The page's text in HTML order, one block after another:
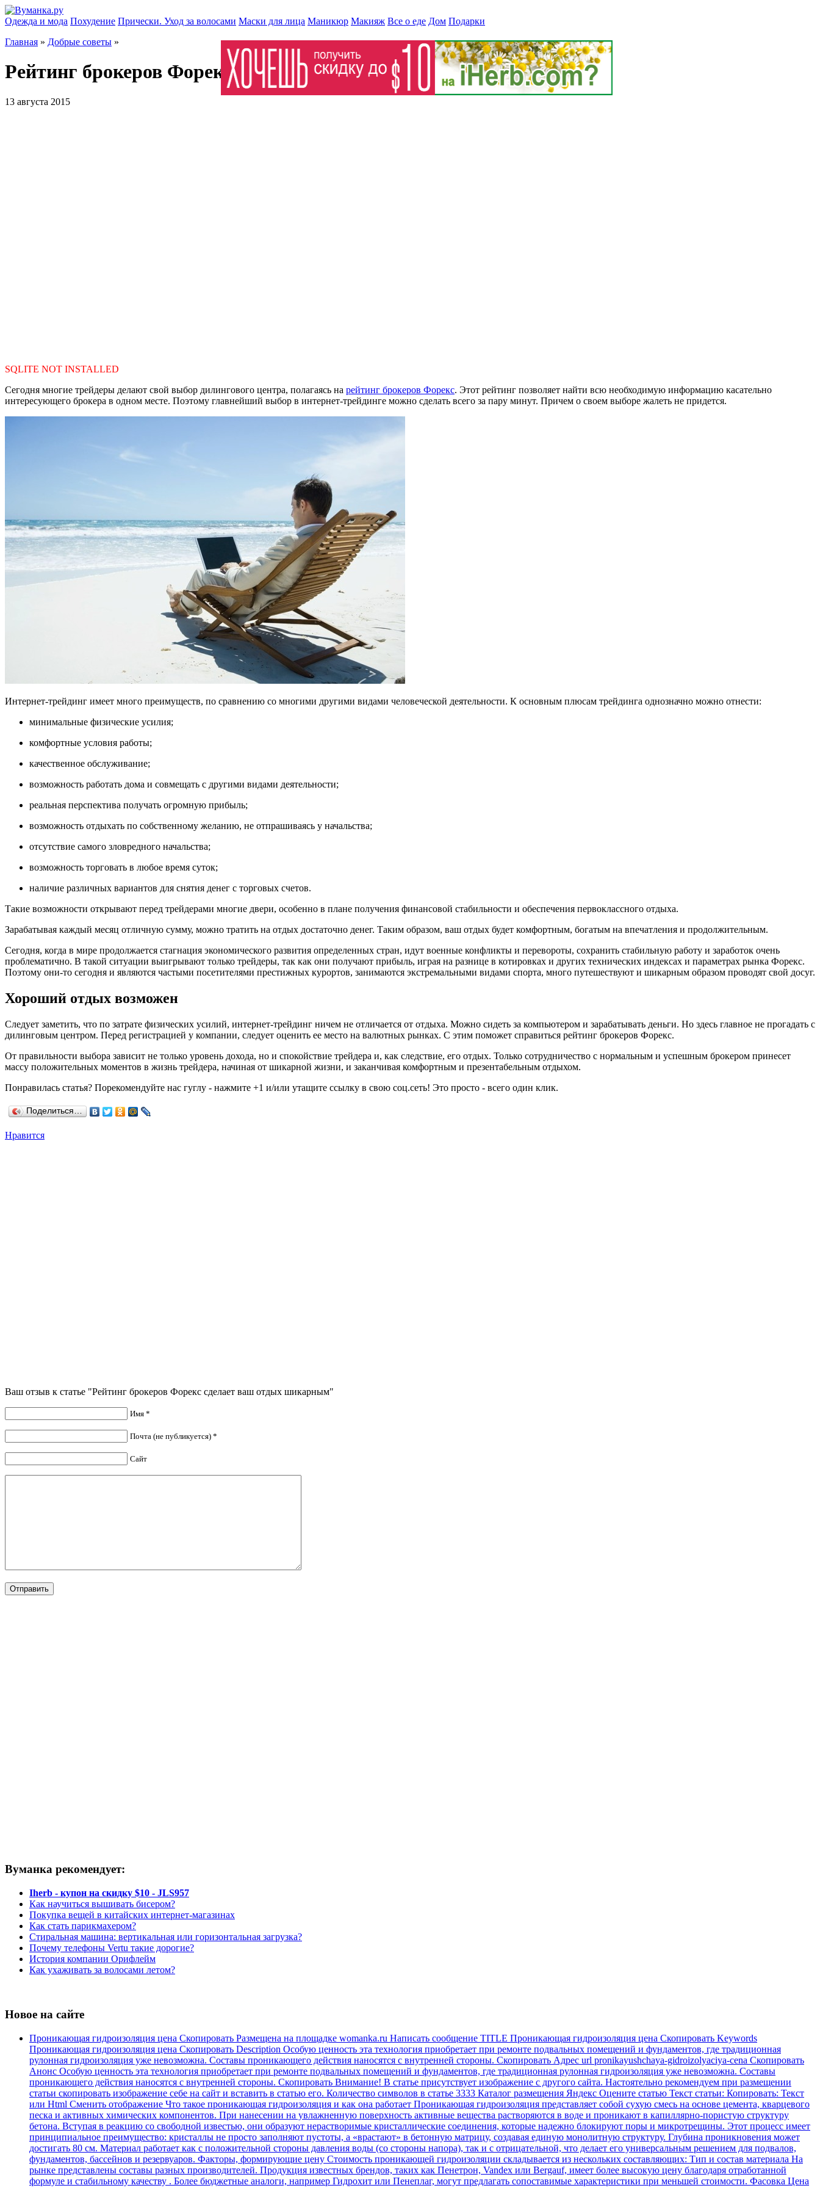
Одежда и мода Похудение Прически. Уход за волосами Маски для лица Маникюр Макияж Все о еде Дом Подарки
Главная » Добрые советы »
Рейтинг брокеров Форекс сделает ваш отдых шикарным
13 августа 2015
SQLITE NOT INSTALLED
Сегодня многие трейдеры делают свой выбор дилингового центра, полагаясь на рейтинг брокеров Форекс. Этот рейтинг позволяет найти всю необходимую информацию касательно
интересующего брокера в одном месте. Поэтому главнейший выбор в интернет-трейдинге можно сделать всего за пару минут. Причем о своем выборе жалеть не придется.
Интернет-трейдинг имеет много преимуществ, по сравнению со многими другими видами человеческой деятельности. К основным плюсам трейдинга однозначно можно отнести:
минимальные физические усилия;
комфортные условия работы;
качественное обслуживание;
возможность работать дома и совмещать с другими видами деятельности;
реальная перспектива получать огромную прибыль;
возможность отдыхать по собственному желанию, не отпрашиваясь у начальства;
отсутствие самого зловредного начальства;
возможность торговать в любое время суток;
наличие различных вариантов для снятия денег с торговых счетов.
Такие возможности открывают перед трейдерами многие двери, особенно в плане получения финансовой стабильности и обеспечения первоклассного отдыха.
Зарабатывая каждый месяц отличную сумму, можно тратить на отдых достаточно денег. Таким образом, ваш отдых будет комфортным, богатым на впечатления и продолжительным.
Сегодня, когда в мире продолжается стагнация экономического развития определенных стран, идут военные конфликты и перевороты, сохранить стабильную работу и заработок очень
проблематично. В такой ситуации выигрывают только трейдеры, так как они получают прибыль, играя на разнице в котировках и других технических индексах и параметрах рынка Форекс.
Поэтому они-то сегодня и являются частыми посетителями престижных курортов, занимаются экстремальными видами спорта, много путешествуют и шикарным образом проводят свой досуг.
Хороший отдых возможен
Следует заметить, что по затрате физических усилий, интернет-трейдинг ничем не отличается от отдыха. Можно сидеть за компьютером и зарабатывать деньги. Но здесь главное не прогадать с
дилинговым центром. Перед регистрацией у компании, следует оценить ее место на валютных рынках. С этим поможет справиться рейтинг брокеров Форекс.
От правильности выбора зависит не только уровень дохода, но и спокойствие трейдера и, как следствие, его отдых. Только сотрудничество с нормальным и успешным брокером принесет
массу положительных моментов в жизнь трейдера, начиная от шикарной жизни, и заканчивая комфортным и презентабельным отдыхом.
Понравилась статья? Порекомендуйте нас гуглу - нажмите +1 и/или утащите ссылку в свою соц.сеть! Это просто - всего один клик.
Поделиться…
Нравится
Ваш отзыв к статье "Рейтинг брокеров Форекс сделает ваш отдых шикарным"
Имя *
Почта (не публикуется) *
Сайт
Вуманка рекомендует:
Iherb - купон на скидку $10 - JLS957
Как научиться вышивать бисером?
Покупка вещей в китайских интернет-магазинах
Как стать парикмахером?
Стиральная машина: вертикальная или горизонтальная загрузка?
Почему телефоны Vertu такие дорогие?
История компании Орифлейм
Как ухаживать за волосами летом?
Новое на сайте
Проникающая гидроизоляция цена Скопировать Размещена на площадке womanka.ru Написать сообщение TITLE Проникающая гидроизоляция цена Скопировать Keywords
Проникающая гидроизоляция цена Скопировать Description Особую ценность эта технология приобретает при ремонте подвальных помещений и фундаментов, где традиционная
рулонная гидроизоляция уже невозможна. Составы проникающего действия наносятся с внутренней стороны. Скопировать Адрес url pronikayushchaya-gidroizolyaciya-cena Скопировать
Анонс Особую ценность эта технология приобретает при ремонте подвальных помещений и фундаментов, где традиционная рулонная гидроизоляция уже невозможна. Составы
проникающего действия наносятся с внутренней стороны. Скопировать Внимание! В статье присутствует изображение с другого сайта. Настоятельно рекомендуем при размещении
статьи скопировать изображение себе на сайт и вставить в статью его. Количество символов в статье 3333 Каталог размещения Яндекс Оцените статью Текст статьи: Копировать: Текст
или Html Cменить отображение Что такое проникающая гидроизоляция и как она работает Проникающая гидроизоляция представляет собой сухую смесь на основе цемента, кварцевого
песка и активных химических компонентов. При нанесении на увлажненную поверхность активные вещества растворяются в воде и проникают в капиллярно-пористую структуру
бетона. Вступая в реакцию со свободной известью, они образуют нерастворимые кристаллические соединения, которые надежно блокируют поры и микротрещины. Этот процесс имеет
принципиальное преимущество: кристаллы не просто заполняют пустоты, а «врастают» в бетонную матрицу, создавая единую монолитную структуру. Глубина проникновения может
достигать 80 см. Материал работает как с положительной стороны давления воды (со стороны напора), так и с отрицательной, что делает его универсальным решением для подвалов,
фундаментов, бассейнов и резервуаров. Факторы, формирующие цену Стоимость проникающей гидроизоляции складывается из нескольких составляющих: Тип и состав материала На
рынке представлены составы разных производителей. Продукция известных брендов, таких как Пенетрон, Vandex или Bergauf, имеет более высокую цену благодаря отработанной
формуле и стабильному качеству . Более бюджетные аналоги, например Гидрохит или Пенеплаг, могут предлагать сопоставимые характеристики при меньшей стоимости. Фасовка Цена